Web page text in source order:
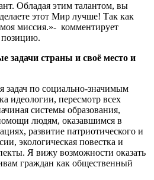
Обладая этим талантом, вы
этот Мир лучше! Так как
миссия.»- комментирует
задачи страны и своё место и
задач по социально-значимым
идеологии, пересмотр всех
системы образования,
людям, оказавшимся в
развитие патриотического и
экологическая повестка и
Я вижу возможности оказать
граждан как общественный